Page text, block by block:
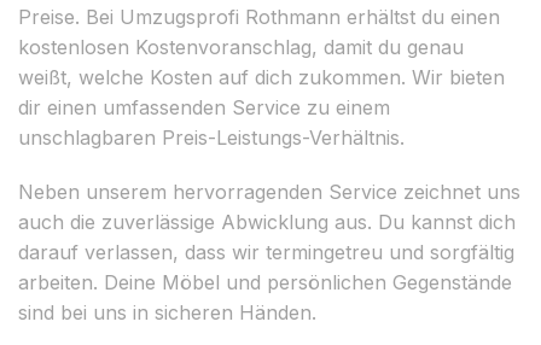
Preise. Bei Umzugsprofi Rothmann erhältst du einen
kostenlosen Kostenvoranschlag, damit du genau
weißt, welche Kosten auf dich zukommen. Wir bieten
dir einen umfassenden Service zu einem
unschlagbaren Preis-Leistungs-Verhältnis.
Neben unserem hervorragenden Service zeichnet uns
auch die zuverlässige Abwicklung aus. Du kannst dich
darauf verlassen, dass wir termingetreu und sorgfältig
arbeiten. Deine Möbel und persönlichen Gegenstände
sind bei uns in sicheren Händen.